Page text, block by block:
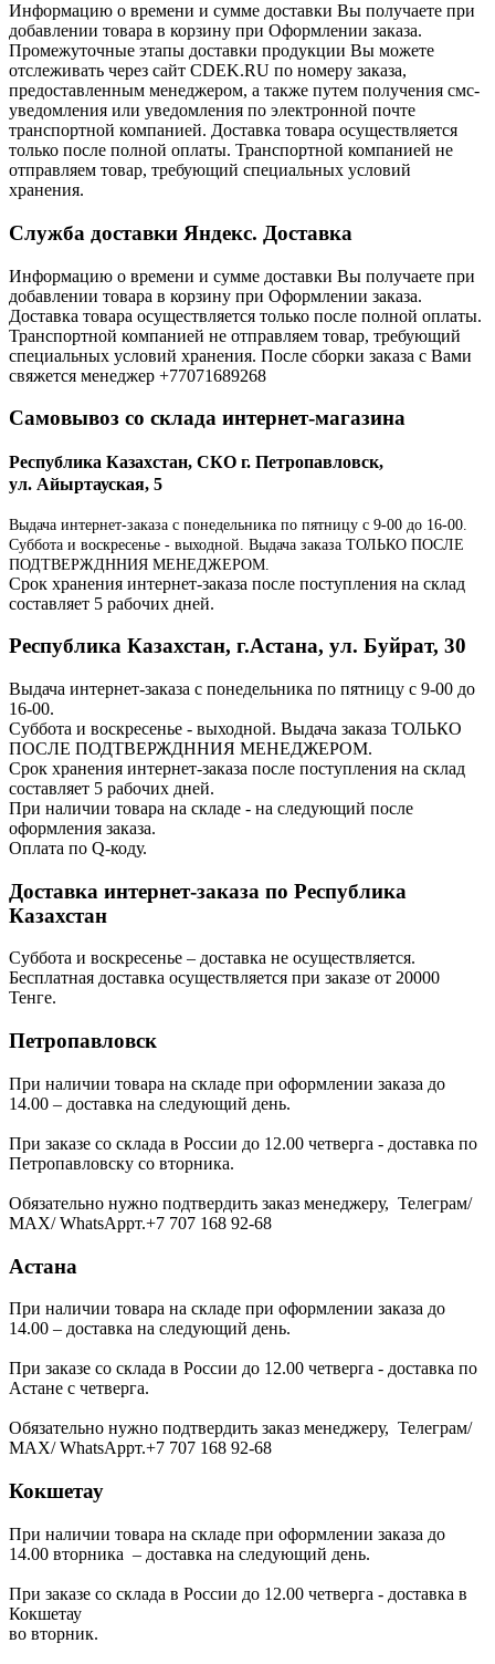
Информацию о времени и сумме доставки Вы получаете при
добавлении товара в корзину при Оформлении заказа.
Промежуточные этапы доставки продукции Вы можете
отслеживать через сайт CDEK.RU по номеру заказа,
предоставленным менеджером, а также путем получения смс-
уведомления или уведомления по электронной почте
транспортной компанией. Доставка товара осуществляется
только после полной оплаты. Транспортной компанией не
отправляем товар, требующий специальных условий
хранения.
Служба доставки Яндекс. Доставка
Информацию о времени и сумме доставки Вы получаете при
добавлении товара в корзину при Оформлении заказа.
Доставка товара осуществляется только после полной оплаты.
Транспортной компанией не отправляем товар, требующий
специальных условий хранения. После сборки заказа с Вами
свяжется менеджер +77071689268
Самовывоз со склада интернет-магазина
Республика Казахстан, СКО г. Петропавловск,
ул. Айыртауская, 5
Выдача интернет-заказа с понедельника по пятницу с 9-00 до 16-00.
Суббота и воскресенье - выходной. Выдача заказа ТОЛЬКО ПОСЛЕ
ПОДТВЕРЖДННИЯ МЕНЕДЖЕРОМ.
Срок хранения интернет-заказа после поступления на склад
составляет 5 рабочих дней.
Республика Казахстан, г.Астана, ул. Буйрат, 30
Выдача интернет-заказа с понедельника по пятницу с 9-00 до
16-00.
Суббота и воскресенье - выходной. Выдача заказа ТОЛЬКО
ПОСЛЕ ПОДТВЕРЖДННИЯ МЕНЕДЖЕРОМ.
Срок хранения интернет-заказа после поступления на склад
составляет 5 рабочих дней.
При наличии товара на складе - на следующий после
оформления заказа.
Оплата по Q-коду.
Доставка интернет-заказа по Республика
Казахстан
Суббота и воскресенье – доставка не осуществляется.
Бесплатная доставка осуществляется при заказе от 20000
Тенге.
Петропавловск
При наличии товара на складе при оформлении заказа до
14.00 – доставка на следующий день.
При заказе со склада в России до 12.00 четверга - доставка по
Петропавловску со вторника.
Обязательно нужно подтвердить заказ менеджеру, Телеграм/
МАХ/ WhatsAppт.+7 707 168 92-68
Астана
При наличии товара на складе при оформлении заказа до
14.00 – доставка на следующий день.
При заказе со склада в России до 12.00 четверга - доставка по
Астане с четверга.
Обязательно нужно подтвердить заказ менеджеру, Телеграм/
МАХ/ WhatsAppт.+7 707 168 92-68
Кокшетау
При наличии товара на складе при оформлении заказа до
14.00 вторника – доставка на следующий день.
При заказе со склада в России до 12.00 четверга - доставка в
Кокшетау
во вторник.